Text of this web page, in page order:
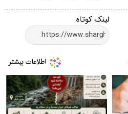
لینک کوتاه